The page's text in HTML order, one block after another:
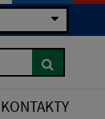
KONTAKTY